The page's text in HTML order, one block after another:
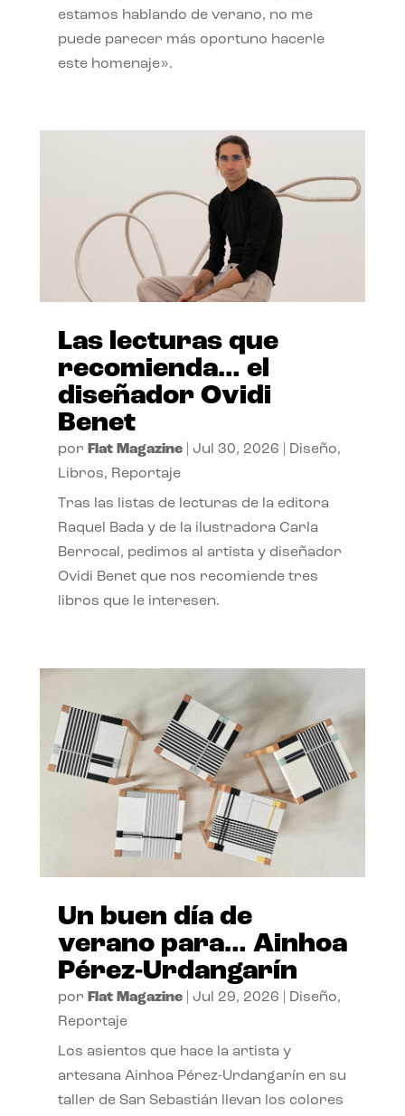
estamos hablando de verano, no me
puede parecer más oportuno hacerle
este homenaje».
Las lecturas que
recomienda… el
diseñador Ovidi
Benet
por Flat Magazine| Jul 30, 2026 Diseño,
Libros, Reportaje
Tras las listas de lecturas de la editora
Raquel Bada y de la ilustradora Carla
Berrocal, pedimos al artista y diseñador
Ovidi Benet que nos recomiende tres
libros que le interesen.
Un buen día de
verano para… Ainhoa
Pérez-Urdangarín
por Flat Magazine| Jul 29, 2026 Diseño,
Reportaje
Los asientos que hace la artista y
artesana Ainhoa Pérez-Urdangarín en su
taller de San Sebastián llevan los colores